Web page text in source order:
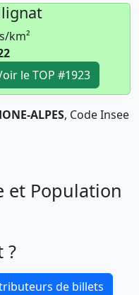
km²
le TOP #1923
ALPES, Code Insee
et Population
?
de billets